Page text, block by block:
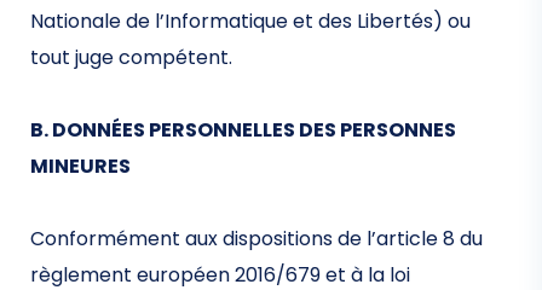
Nationale de l’Informatique et des Libertés) ou
tout juge compétent.
B. DONNÉES PERSONNELLES DES PERSONNES
MINEURES
Conformément aux dispositions de l’article 8 du
règlement européen 2016/679 et à la loi